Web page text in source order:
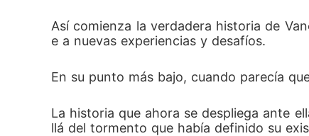
Así comienza la verdadera historia de
e a nuevas experiencias y desafíos.
En su punto más bajo, cuando parecía
La historia que ahora se despliega ante
llá del tormento que había definido su